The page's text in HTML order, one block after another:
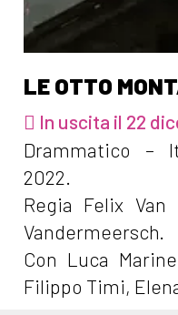
LE OTTO
In uscita il 22
Drammatico –
2022.
Regia Felix Van
Vandermeersch.
Con Luca
Filippo Timi,